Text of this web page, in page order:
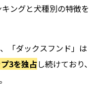
ングと犬種別の特徴を
「ダックスフンド」は
3を独占し続けており、